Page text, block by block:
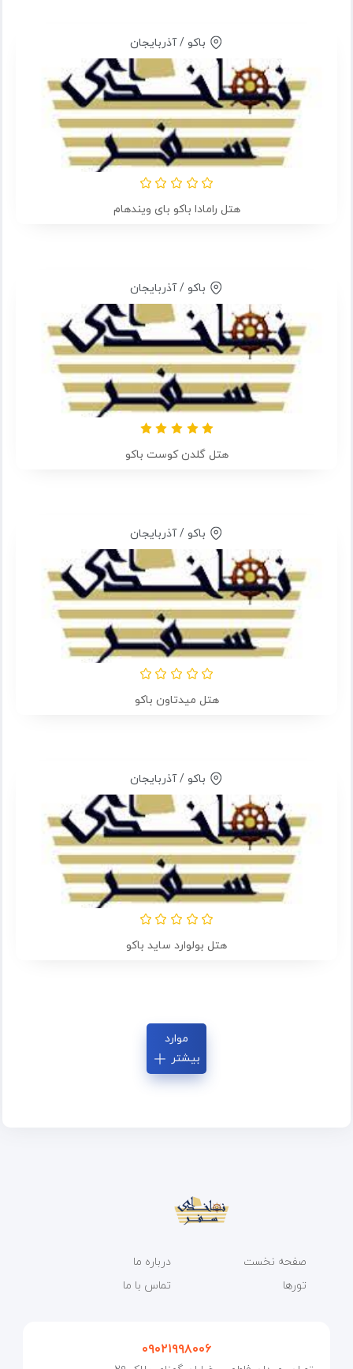
باکو / آذربایجان
هتل رامادا باکو بای ویندهام
باکو / آذربایجان
هتل گلدن کوست باکو
باکو / آذربایجان
هتل میدتاون باکو
باکو / آذربایجان
هتل بولوارد ساید باکو
موارد
بیشتر
صفحه نخست
تورها
درباره ما
تماس با ما
۰۹۰۲۱۹۹۸۰۰۶